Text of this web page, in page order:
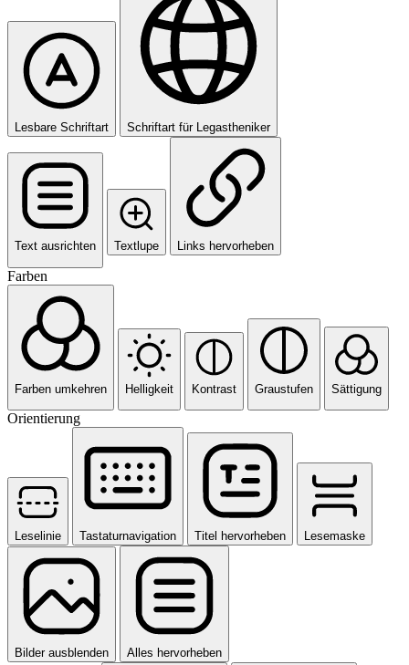
Lesbare Schriftart Schriftart für Legastheniker
Text ausrichten Textlupe Links hervorheben
Farben
Farben umkehren Helligkeit Kontrast Graustufen Sättigung
Orientierung
Leselinie Tastaturnavigation Titel hervorheben Lesemaske
Bilder ausblenden Alles hervorheben